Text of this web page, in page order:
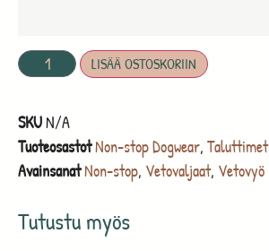
Tutustu myös
LISÄÄ OSTOSKORIIN
SKUN/A
TuoteosastotNon-stop Dogwear, Taluttimet
AvainsanatNon-stop, Vetovaljaat, Vetovyö